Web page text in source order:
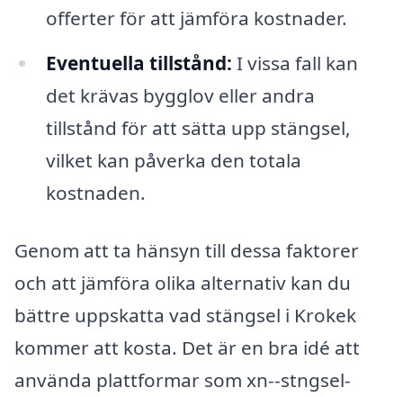
offerter för att jämföra kostnader.
Eventuella tillstånd: I vissa fall kan
det krävas bygglov eller andra
tillstånd för att sätta upp stängsel,
vilket kan påverka den totala
kostnaden.
Genom att ta hänsyn till dessa faktorer
och att jämföra olika alternativ kan du
bättre uppskatta vad stängsel i Krokek
kommer att kosta. Det är en bra idé att
använda plattformar som xn--stngsel-